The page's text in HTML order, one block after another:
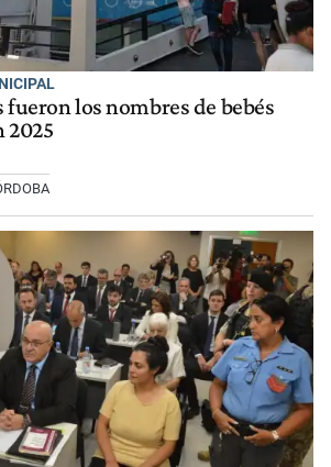
fueron los nombres de bebés
2025